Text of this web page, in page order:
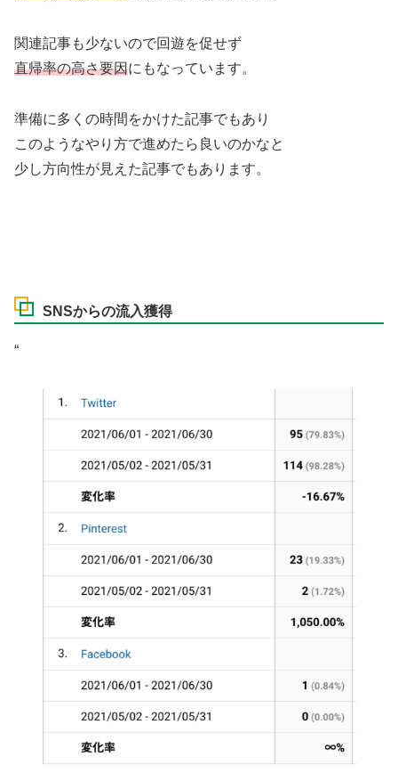
関連記事も少ないので回遊を促せず
直帰率の高さ要因にもなっています。
準備に多くの時間をかけた記事でもあり
このようなやり方で進めたら良いのかなと
少し方向性が見えた記事でもあります。
SNSからの流入獲得
“